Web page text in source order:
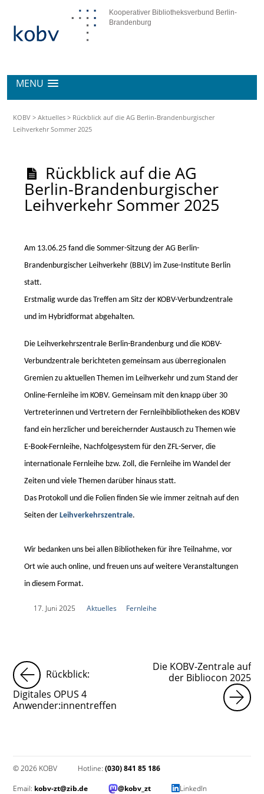
Kooperativer Bibliotheksverbund Berlin-
Brandenburg
MENU
KOBV >Aktuelles > Rückblick auf die AG Berlin-Brandenburgischer
Leihverkehr Sommer 2025
Rückblick auf die AG
Berlin-Brandenburgischer
Leihverkehr Sommer 2025
Am 13.06.25 fand die Sommer-Sitzung der AG Berlin-
Brandenburgischer Leihverkehr (BBLV) im Zuse-Institute Berlin
statt.
Erstmalig wurde das Treffen am Sitz der KOBV-Verbundzentrale
und im Hybridformat abgehalten.
Die Leihverkehrszentrale Berlin-Brandenburg und die KOBV-
Verbundzentrale berichteten gemeinsam aus überregionalen
Gremien zu aktuellen Themen im Leihverkehr und zum Stand der
Online-Fernleihe im KOBV. Gemeinsam mit den knapp über 30
Vertreterinnen und Vertretern der Fernleihbibliotheken des KOBV
fand ein herzlicher und bereichernder Austausch zu Themen wie
E-Book-Fernleihe, Nachfolgesystem für den ZFL-Server, die
internationale Fernleihe bzw. Zoll, die Fernleihe im Wandel der
Zeiten und viele Themen darüber hinaus statt.
Das Protokoll und die Folien finden Sie wie immer zeitnah auf den
Seiten der Leihverkehrszentrale.
Wir bedanken uns bei allen Bibliotheken für ihre Teilnahme, vor
Ort wie auch online, und freuen uns auf weitere Veranstaltungen
in diesem Format.
17. Juni 2025 Aktuelles Fernleihe
Rückblick:
Digitales OPUS 4
Anwender:innentreffen
Die KOBV-Zentrale auf
der Bibliocon 2025
© 2026 KOBV Hotline:(030) 841 85 186
Email: kobv-zt@zib.de @kobv_zt LinkedIn